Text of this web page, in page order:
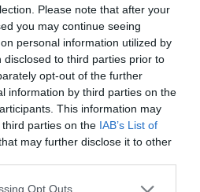
Please note that after your
you may continue seeing
personal information utilized by
to third parties prior to
opt-out of the further
information by third parties on the
This information may
parties on the IAB’s List of
may further disclose it to other
Opt Outs